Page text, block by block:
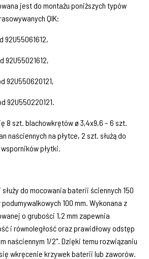
jest do montażu poniższych typów
QIK:
92U55061612,
92U55021612,
92U550620121,
92U550220121.
8 szt. blachowkrętów ø 3,4x9,6 – 6 szt.
naściennych na płytce, 2 szt. służą do
płytki.
do mocowania baterii ściennych 150
100 mm. Wykonana z
o grubości 1,2 mm zapewnia
i równoległość oraz prawidłowy odstęp
naściennym 1/2". Dzięki temu rozwiązaniu
wkręcenie krzywek baterii lub zaworów.